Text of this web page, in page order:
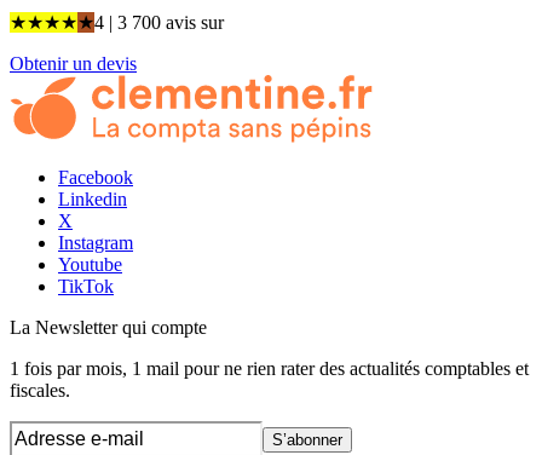
★★★★★4 | 3 700 avis sur
Obtenir un devis
Facebook
Linkedin
X
Instagram
Youtube
TikTok
La Newsletterqui compte
1 fois par mois, 1 mail pour ne rien rater des actualités comptables et
fiscales.
S’abonner